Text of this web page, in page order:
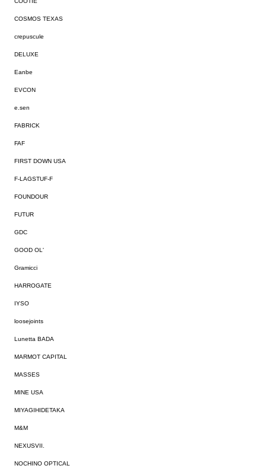
COSMOS TEXAS
crepuscule
DELUXE
Eanbe
EVCON
e.sen
FABRICK
FAF
FIRST DOWN USA
F-LAGSTUF-F
FOUNDOUR
FUTUR
GDC
GOOD OL'
Gramicci
HARROGATE
IYSO
loosejoints
Lunetta BADA
MARMOT CAPITAL
MASSES
MINE USA
MIYAGIHIDETAKA
M&M
NEXUSVII.
NOCHINO OPTICAL